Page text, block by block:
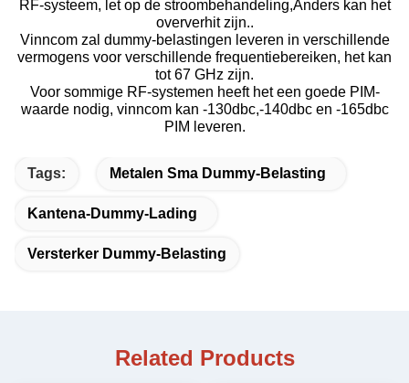
RF-systeem, let op de stroombehandeling,Anders kan het
oververhit zijn..
Vinncom zal dummy-belastingen leveren in verschillende
vermogens voor verschillende frequentiebereiken, het kan
tot 67 GHz zijn.
Voor sommige RF-systemen heeft het een goede PIM-
waarde nodig, vinncom kan -130dbc,-140dbc en -165dbc
PIM leveren.
Tags: Metalen Sma Dummy-Belasting
Kantena-Dummy-Lading
Versterker Dummy-Belasting
Related Products